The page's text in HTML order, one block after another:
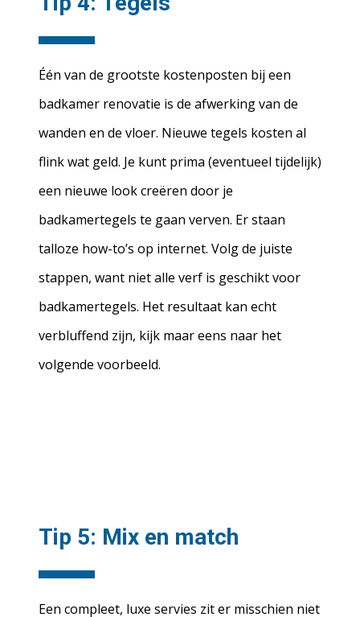
Één van de grootste kostenposten bij een
badkamer renovatie is de afwerking van de
wanden en de vloer. Nieuwe tegels kosten al
flink wat geld. Je kunt prima (eventueel tijdelijk)
een nieuwe look creëren door je
badkamertegels te gaan verven. Er staan
talloze how-to’s op internet. Volg de juiste
stappen, want niet alle verf is geschikt voor
badkamertegels. Het resultaat kan echt
verbluffend zijn, kijk maar eens naar het
volgende voorbeeld.
Tip 5: Mix en match
Een compleet, luxe servies zit er misschien niet